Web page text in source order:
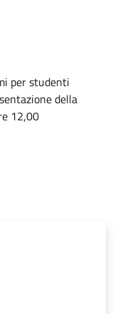
per studenti
della
12,00